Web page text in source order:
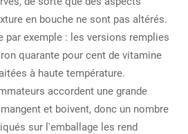
en bouche ne sont pas altérés.
par exemple : les versions remplies
quarante pour cent de vitamine
à haute température.
accordent une grande
et boivent, donc un nombre
sur l'emballage les rend